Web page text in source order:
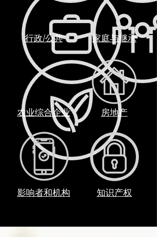
行政/公共 家庭与继承
农业综合企业 房地产
影响者和机构 知识产权